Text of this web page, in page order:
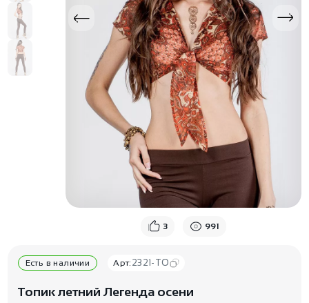
3 991
Есть в наличии Арт: 2321-TO
Топик летний Легенда осени